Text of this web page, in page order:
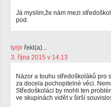
Já myslím,že nám mezi
pod.
tyrjir řekl(a)...
3. října 2015 v 14:13
Názor a touhu středoškoláků pro
za docela pochopitelné věci.
Středoškoláci by mohli ten
ve skupinách vidět v širší